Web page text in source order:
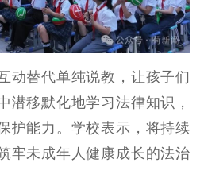
字出版
读服务
新闻发布工作备
案管理系统
论宣讲
共享平台
政工继续教育学
习平台
业务申报系统
替代单纯说教，让孩子们
潜移默化地学习法律知识，
护能力。学校表示，将持续
牢未成年人健康成长的法治